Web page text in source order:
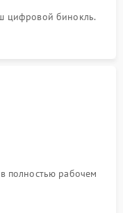
цифровой бинокль.
полностью рабочем